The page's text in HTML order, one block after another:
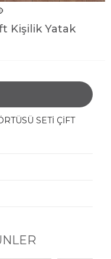
Kişilik Yatak
SETİ ÇİFT